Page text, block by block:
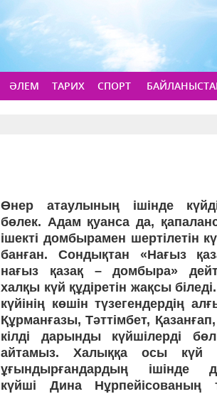
ӘЛЕМ ТАРИХ СПОРТ
Өнер атаулының ішінде
бөлек. Адам қуанса да,
ішекті домбырамен шертілетін
банған. Сондықтан «Нағыз
нағыз қазақ – домбыра»
халқы күй құдіретін жақсы
күйі­нің көшін тү­зегендердің
Құр­манғазы, Тәт­тімбет,
кілді дарынды күйшілерді
айтамыз. Халыққа осы күй
ұғындырғандардың ішін­де
күйші Дина Нұр­пей­­­іс­о­­­­­­­ваның